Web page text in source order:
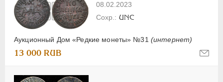
08.02.2023
Аукционный Дом «Редкие монеты» №31 (интернет)
UNC
13 000 RUB